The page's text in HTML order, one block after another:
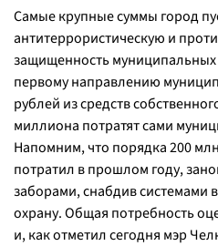
Самые крупные суммы город
антитеррористическую и
защищенность
первому направлению
рублей из средств
миллиона потратят сами
Напомним, что порядка 200
потратил в прошлом году,
заборами, снабдив системами
охрану. Общая потребность
и, как отметил сегодня мэр